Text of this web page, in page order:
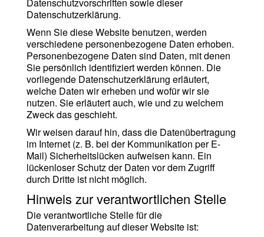
Datenschutzerklärung.
Wenn Sie diese Website benutzen, werden
verschiedene personenbezogene Daten erhoben.
Personenbezogene Daten sind Daten, mit denen
Sie persönlich identifiziert werden können. Die
vorliegende Datenschutzerklärung erläutert,
welche Daten wir erheben und wofür wir sie
nutzen. Sie erläutert auch, wie und zu welchem
Zweck das geschieht.
Wir weisen darauf hin, dass die Datenübertragung
im Internet (z. B. bei der Kommunikation per E-
Mail) Sicherheitslücken aufweisen kann. Ein
lückenloser Schutz der Daten vor dem Zugriff
durch Dritte ist nicht möglich.
Hinweis zur verantwortlichen Stelle
Die verantwortliche Stelle für die
Datenverarbeitung auf dieser Website ist: